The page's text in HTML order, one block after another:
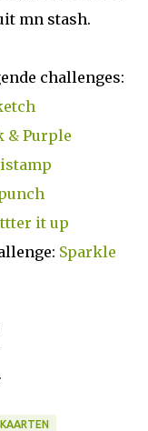
mn stash.
challenges:
& Purple
it up
Sparkle